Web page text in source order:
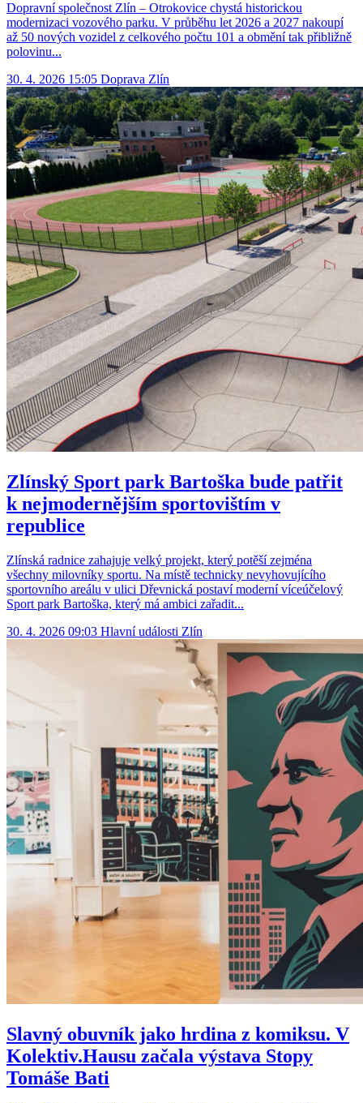
Dopravní společnost Zlín – Otrokovice chystá historickou
modernizaci vozového parku. V průběhu let 2026 a 2027 nakoupí
až 50 nových vozidel z celkového počtu 101 a obmění tak přibližně
polovinu...
30. 4. 2026 15:05 Doprava Zlín
Zlínský Sport park Bartoška bude patřit
k nejmodernějším sportovištím v
republice
Zlínská radnice zahajuje velký projekt, který potěší zejména
všechny milovníky sportu. Na místě technicky nevyhovujícího
sportovního areálu v ulici Dřevnická postaví moderní víceúčelový
Sport park Bartoška, který má ambici zařadit...
30. 4. 2026 09:03 Hlavní události Zlín
Slavný obuvník jako hrdina z komiksu. V
Kolektiv.Hausu začala výstava Stopy
Tomáše Bati